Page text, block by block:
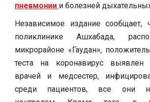
пневмонии и болезней
Независимое издание сообщает,
поликлинике Ашхабада,
микрорайоне «Гаудан»,
теста на коронавирус выявлен
врачей и медсестер,
среди пациентов, все они